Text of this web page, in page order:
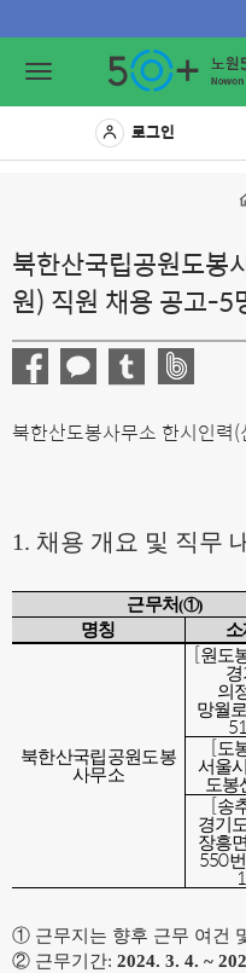
Toggle
로그인
북한산국립공원도봉
원) 직원 채용 공고-
북한산도봉사무소 한시인력
1. 채용 개요 및 직무
근무처(①)
명칭 소
북한산국립공원도봉
사무소
[원도
의
망월로
[도
서울
도봉
[송
경기
장흥
550
① 근무지는 향후 근무 여건
② 근무기간: 2024. 3. 4. ~